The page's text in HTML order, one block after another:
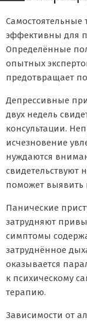
Самостоятельные
эффективны для
Определённые
опытных
предотвращает
Депрессивные
двух недель
консультации.
исчезновение
нуждаются
свидетельствуют
поможет выявить
Панические
затрудняют
симптомы
затруднённое
оказывается
к психическому
терапию.
Зависимости от